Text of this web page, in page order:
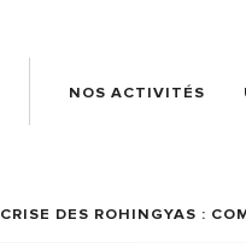
(FR)
NOS ACTIVITÉS
CRISE DES ROHINGYAS :